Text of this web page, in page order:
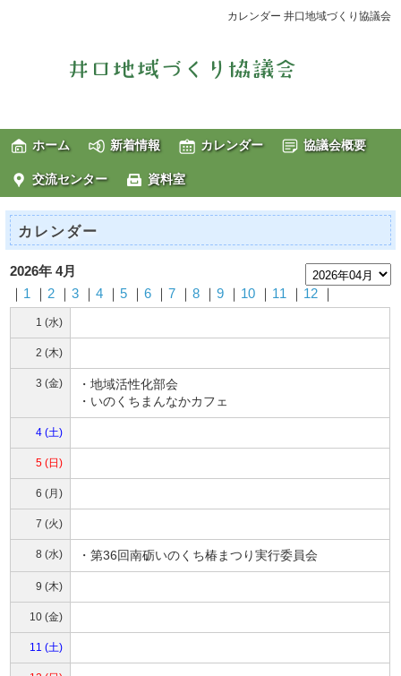
カレンダー 井口地域づくり協議会
ホーム 新着情報 カレンダー 協議会概要
交流センター 資料室
カレンダー
2026年 4月
1 2 ｜3 ｜4 ｜5 ｜6 ｜7 ｜8 ｜9 10 11 12
1 (水)
2 (木)
3 (金)
・地域活性化部会
・いのくちまんなかカフェ
4 (土)
5 (日)
6 (月)
7 (火)
8 (水) ・第36回南砺いのくち椿まつり実行委員会
9 (木)
10 (金)
11 (土)